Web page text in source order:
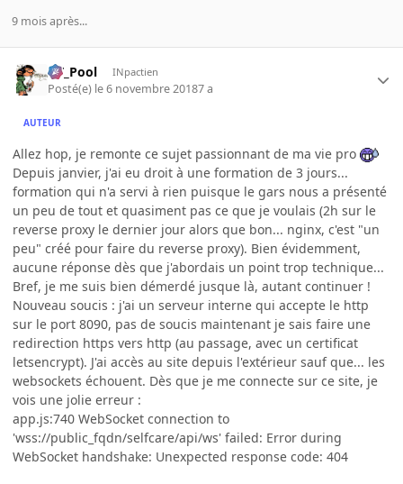
9 mois après...
DT_Pool INpactien
Posté(e) le 6 novembre 20187 a
AUTEUR
Allez hop, je remonte ce sujet passionnant de ma vie pro
Depuis janvier, j'ai eu droit à une formation de 3 jours...
formation qui n'a servi à rien puisque le gars nous a présenté
un peu de tout et quasiment pas ce que je voulais (2h sur le
reverse proxy le dernier jour alors que bon... nginx, c'est "un
peu" créé pour faire du reverse proxy). Bien évidemment,
aucune réponse dès que j'abordais un point trop technique...
Bref, je me suis bien démerdé jusque là, autant continuer !
Nouveau soucis : j'ai un serveur interne qui accepte le http
sur le port 8090, pas de soucis maintenant je sais faire une
redirection https vers http (au passage, avec un certificat
letsencrypt). J'ai accès au site depuis l'extérieur sauf que... les
websockets échouent. Dès que je me connecte sur ce site, je
vois une jolie erreur :
app.js:740 WebSocket connection to
'wss://public_fqdn/selfcare/api/ws' failed: Error during
WebSocket handshake: Unexpected response code: 404